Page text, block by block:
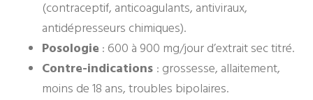
(contraceptif, anticoagulants, antiviraux,
antidépresseurs chimiques).
Posologie : 600 à 900 mg/jour d’extrait sec titré.
Contre-indications : grossesse, allaitement,
moins de 18 ans, troubles bipolaires.